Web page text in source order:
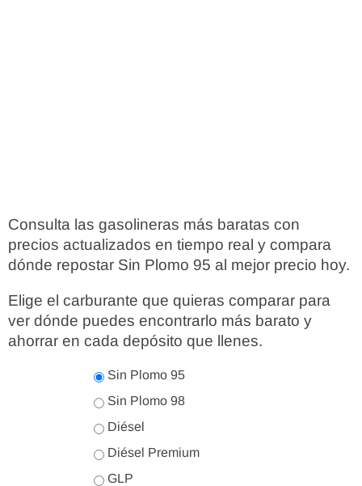
Consulta las gasolineras más baratas con
precios actualizados en tiempo real y compara
dónde repostar Sin Plomo 95 al mejor precio hoy.
Elige el carburante que quieras comparar para
ver dónde puedes encontrarlo más barato y
ahorrar en cada depósito que llenes.
Sin Plomo 95
Sin Plomo 98
Diésel
Diésel Premium
GLP